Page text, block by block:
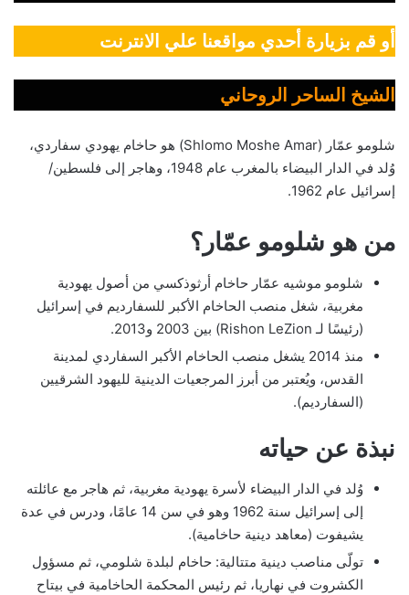
أو قم بزيارة أحدي مواقعنا علي الانترنت
الشيخ الساحر الروحاني
شلومو عمّار (Shlomo Moshe Amar) هو حاخام يهودي سفاردي،
وُلد في الدار البيضاء بالمغرب عام 1948، وهاجر إلى فلسطين/
إسرائيل عام 1962.
من هو شلومو عمّار؟
شلومو موشيه عمّار حاخام أرثوذكسي من أصول يهودية
مغربية، شغل منصب الحاخام الأكبر للسفارديم في إسرائيل
(رئيسًا لـ Rishon LeZion) بين 2003 و2013.
منذ 2014 يشغل منصب الحاخام الأكبر السفاردي لمدينة
القدس، ويُعتبر من أبرز المرجعيات الدينية لليهود الشرقيين
(السفارديم).
نبذة عن حياته
وُلد في الدار البيضاء لأسرة يهودية مغربية، ثم هاجر مع عائلته
إلى إسرائيل سنة 1962 وهو في سن 14 عامًا، ودرس في عدة
يشيفوت (معاهد دينية حاخامية).
تولّى مناصب دينية متتالية: حاخام لبلدة شلومي، ثم مسؤول
الكشروت في نهاريا، ثم رئيس المحكمة الحاخامية في بيتاح